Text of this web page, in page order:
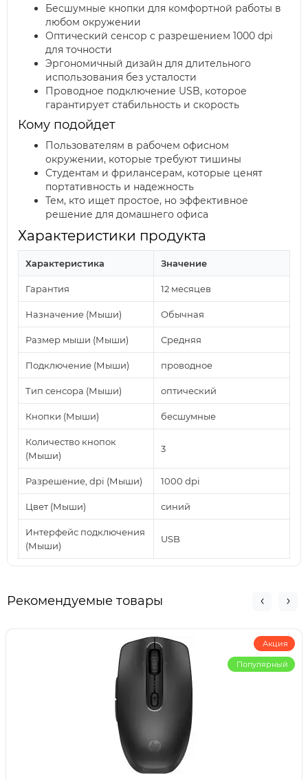
Бесшумные кнопки для комфортной работы в
любом окружении
Оптический сенсор с разрешением 1000 dpi
для точности
Эргономичный дизайн для длительного
использования без усталости
Проводное подключение USB, которое
гарантирует стабильность и скорость
Кому подойдет
Пользователям в рабочем офисном
окружении, которые требуют тишины
Студентам и фрилансерам, которые ценят
портативность и надежность
Тем, кто ищет простое, но эффективное
решение для домашнего офиса
Характеристики продукта
Характеристика Значение
Гарантия 12 месяцев
Назначение (Мыши) Обычная
Размер мыши (Мыши) Средняя
Подключение (Мыши) проводное
Тип сенсора (Мыши) оптический
Кнопки (Мыши) бесшумные
Количество кнопок
(Мыши)
3
Разрешение, dpi (Мыши) 1000 dpi
Цвет (Мыши) синий
Интерфейс подключения
(Мыши)
USB
Рекомендуемые товары
Акция
Популярный